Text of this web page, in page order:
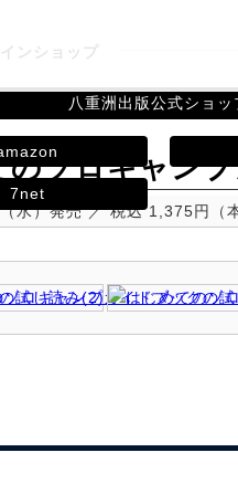
のソロキャン
水）発売 税込 1,375円（
ンショップ
八重洲出版公式ショッ
7net